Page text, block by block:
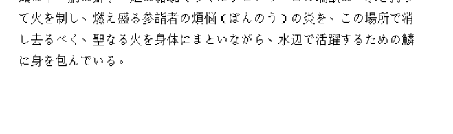
て火を制し、燃え盛る参詣者の煩悩（ぼんのう）の炎を、この場所で消
し去るべく、聖なる火を身体にまといながら、水辺で活躍するための鱗
に身を包んでいる。